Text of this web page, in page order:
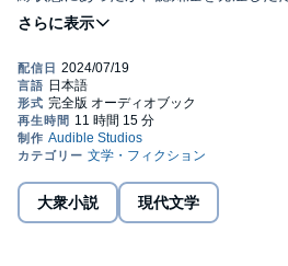
することに。父との葛藤と息子の死に
る千紗子は、事故によって記憶を失っ
まった暮らしではあるものの、少年と
せなひとときを過ごす。しかし、徐々
て……。
切なさが弾ける衝撃の結末――気鋭の
大衆小説
現代文学